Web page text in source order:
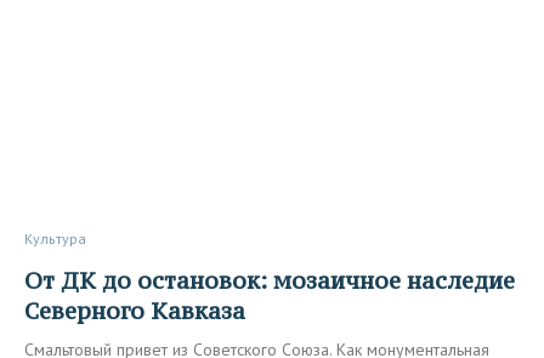
Культура
От ДК до остановок: мозаичное наследие
Северного Кавказа
Смальтовый привет из Советского Союза. Как монументальная